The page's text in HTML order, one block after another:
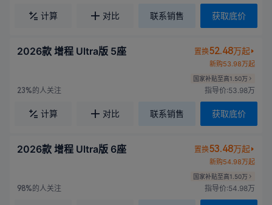
计算 对比 联系销售 获取底价
2026款 增程 Ultra版 5座 置换52.48万起
新购53.98万起
国家补贴至高1.50万
23%的人关注 指导价:53.98万
计算 对比 联系销售 获取底价
2026款 增程 Ultra版 6座 置换53.48万起
新购54.98万起
国家补贴至高1.50万
98%的人关注 指导价:54.98万